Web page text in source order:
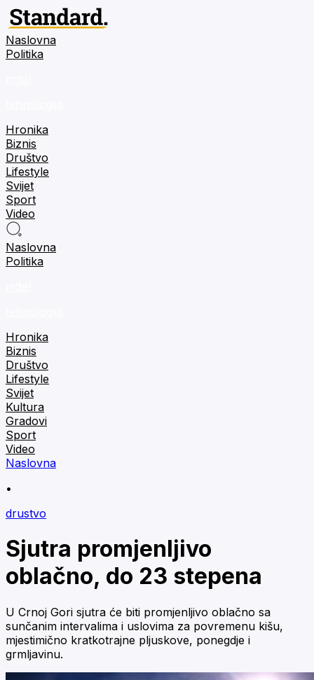
Naslovna
Politika
Hronika
Biznis
Društvo
Lifestyle
Svijet
Sport
Video
Naslovna
Politika
Hronika
Biznis
Društvo
Lifestyle
Svijet
Kultura
Gradovi
Sport
Video
Naslovna
•
drustvo
Sjutra promjenljivo
oblačno, do 23 stepena
U Crnoj Gori sjutra će biti promjenljivo oblačno sa
sunčanim intervalima i uslovima za povremenu kišu,
mjestimično kratkotrajne pljuskove, ponegdje i
grmljavinu.